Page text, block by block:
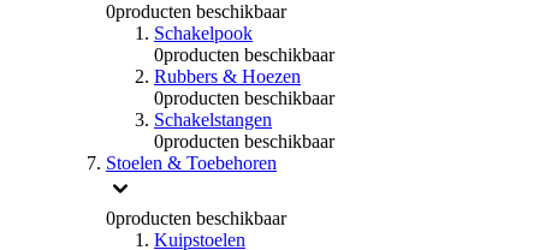
0producten beschikbaar
Schakelpook
0producten beschikbaar
Rubbers & Hoezen
0producten beschikbaar
Schakelstangen
0producten beschikbaar
Stoelen & Toebehoren
0producten beschikbaar
Kuipstoelen